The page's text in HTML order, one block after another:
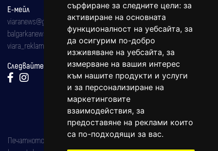
сърфиране за следните цели: за
активиране на основната
функционалност на уебсайта, за
да осигурим по-добро
изживяване на уебсайта, за
измерване на вашия интерес
към нашите продукти и услуги
и за персонализиране на
маркетинговите
взаимодействия, за
предоставяне на реклами които
са по-подходящи за вас.
Е-мейл
viaranews@gmail.com
balgarkanews@gmail.com
viara_reklama@mail.bg
Следвайте ни:
Печатното издание на вестника е регистрирано в националния